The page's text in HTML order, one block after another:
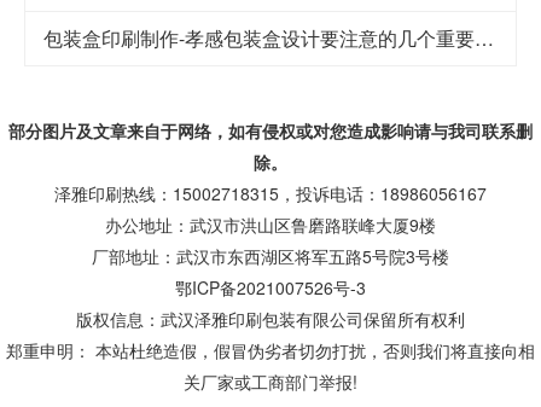
包装盒印刷制作-孝感包装盒设计要注意的几个重要因素
部分图片及文章来自于网络，如有侵权或对您造成影响请与我司联系删
除。
泽雅印刷热线：15002718315，投诉电话：18986056167
办公地址：武汉市洪山区鲁磨路联峰大厦9楼
厂部地址：武汉市东西湖区将军五路5号院3号楼
鄂ICP备2021007526号-3
版权信息：武汉泽雅印刷包装有限公司保留所有权利
郑重申明： 本站杜绝造假，假冒伪劣者切勿打扰，否则我们将直接向相
关厂家或工商部门举报!